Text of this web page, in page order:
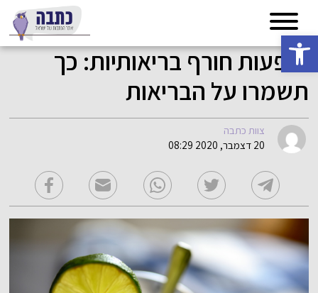
פתח סרגל נגישות
תופעות חורף בריאותיות: כך
תשמרו על הבריאות
צוות כתבה
20 דצמבר, 2020 08:29